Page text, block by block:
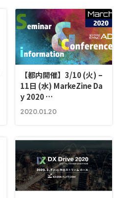
【都内開催】3/10 (火) –
11日 (水) MarkeZine Da
y 2020 …
2020.01.20